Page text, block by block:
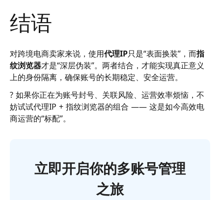
结语
对跨境电商卖家来说，使用代理IP只是“表面换装”，而指
纹浏览器才是“深层伪装”。两者结合，才能实现真正意义
上的身份隔离，确保账号的长期稳定、安全运营。
?️ 如果你正在为账号封号、关联风险、运营效率烦恼，不
妨试试代理IP + 指纹浏览器的组合 —— 这是如今高效电
商运营的“标配”。
立即开启你的多账号管理
之旅